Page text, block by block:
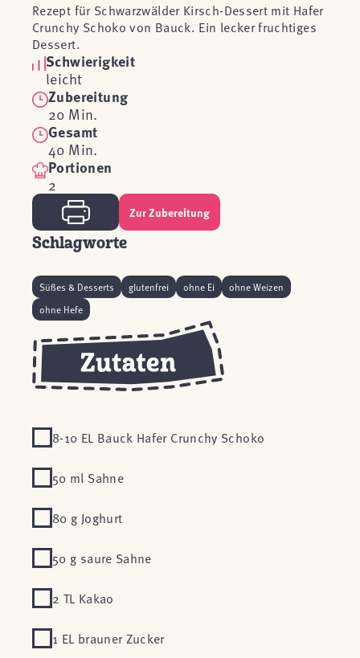
Rezept für Schwarzwälder Kirsch-Dessert mit Hafer
Crunchy Schoko von Bauck. Ein lecker fruchtiges
Dessert.
Schwierigkeit
leicht
Zubereitung
20 Min.
Gesamt
40 Min.
Portionen
2
Zur Zubereitung
Schlagworte
Süßes & Desserts glutenfrei ohne Ei
ohne Weizen
ohne Hefe
8-10 EL Bauck Hafer Crunchy Schoko
50 ml Sahne
80 g Joghurt
50 g saure Sahne
2 TL Kakao
1 EL brauner Zucker